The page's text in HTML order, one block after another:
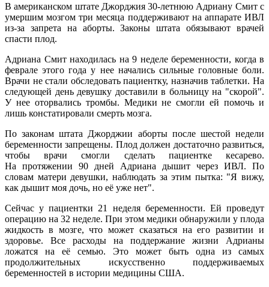
В американском штате Джорджия 30-летнюю Адриану Смит с
умершим мозгом три месяца поддерживают на аппарате ИВЛ
из-за запрета на аборты. Законы штата обязывают врачей
спасти плод.
Адриана Смит находилась на 9 неделе беременности, когда в
феврале этого года у нее начались сильные головные боли.
Врачи не стали обследовать пациентку, назначив таблетки. На
следующей день девушку доставили в больницу на "скорой".
У нее оторвались тромбы. Медики не смогли ей помочь и
лишь констатировали смерть мозга.
По законам штата Джорджии аборты после шестой недели
беременности запрещены. Плод должен достаточно развиться,
чтобы врачи смогли сделать пациентке кесарево.
На протяжении 90 дней Адриана дышит через ИВЛ. По
словам матери девушки, наблюдать за этим пытка: "Я вижу,
как дышит моя дочь, но её уже нет".
Сейчас у пациентки 21 неделя беременности. Ей проведут
операцию на 32 неделе. При этом медики обнаружили у плода
жидкость в мозге, что может сказаться на его развитии и
здоровье. Все расходы на поддержание жизни Адрианы
ложатся на её семью. Это может быть одна из самых
продолжительных искусственно поддерживаемых
беременностей в истории медицины США.